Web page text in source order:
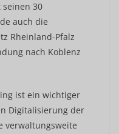
30
auch die
Rheinland-Pfalz
nach Koblenz
ist ein wichtiger
Digitalisierung der
verwaltungsweite